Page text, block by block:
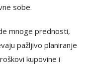
sobe.
mnoge prednosti,
pažljivo planiranje
kupovine i